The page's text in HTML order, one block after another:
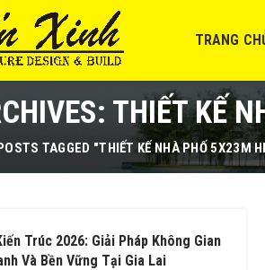
TRANG
THIẾT KẾ
TAGGED "THIẾT KẾ NHÀ PHỐ 5X23M
Trúc 2026: Giải Pháp Không Gian
Và Bền Vững Tại Gia Lai